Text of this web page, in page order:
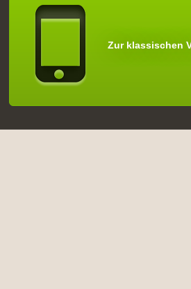
Zur klassischen